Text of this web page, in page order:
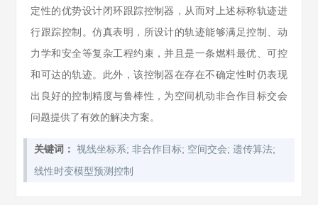
定性的优势设计闭环跟踪控制器，从而对上述标称轨迹进
行跟踪控制。仿真表明，所设计的轨迹能够满足控制、动
力学和安全等复杂工程约束，并且是一条燃料最优、可控
和可达的轨迹。此外，该控制器在存在不确定性时仍表现
出良好的控制精度与鲁棒性，为空间机动非合作目标交会
问题提供了有效的解决方案。
关键词： 视线坐标系;非合作目标; 空间交会;遗传算法;
线性时变模型预测控制